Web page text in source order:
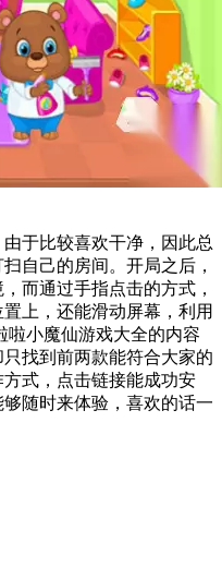
于比较喜欢干净，因此总
自己的房间。开局之后，
而通过手指点击的方式，
上，还能滑动屏幕，利用
找到前两款能符合大家的
式，点击链接能成功安
随时来体验，喜欢的话一